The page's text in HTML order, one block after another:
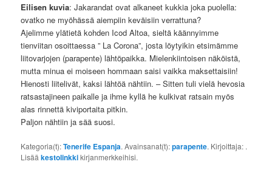
Eilisen kuvia: Jakarandat ovat alkaneet kukkia joka puolella:
ovatko ne myöhässä aiempiin keväisiin verrattuna?
Ajelimme ylätietä kohden Icod Altoa, sieltä käännyimme
tienviitan osoittaessa ” La Corona”, josta löytyikin etsimämme
liitovarjojen (parapente) lähtöpaikka. Mielenkiintoisen näköistä,
mutta minua ei moiseen hommaan saisi vaikka maksettaisiin!
Hienosti liitelivät, kaksi lähtöä nähtiin. – Sitten tuli vielä hevosia
ratsastajineen paikalle ja ihme kyllä he kulkivat ratsain myös
alas rinnettä kiviportaita pitkin.
Paljon nähtiin ja sää suosi.
Kategoria(t):Tenerife Espanja. Avainsanat(t):parapente. Kirjoittaja: .
Lisääkestolinkkikirjanmerkkeihisi.